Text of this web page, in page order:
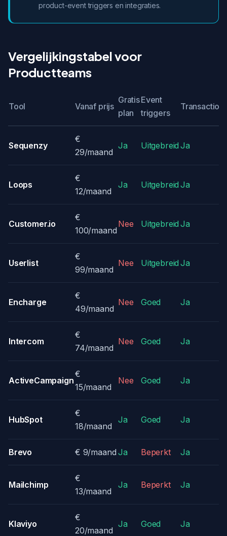
product-event triggers en integraties.
Vergelijkingstabel voor
Productteams
Tool Vanaf prijs
Gratis
plan
Event
triggers
Sequenzy
€
29/maand
Ja Uitgebreid Ja
Loops
€
12/maand
Ja Uitgebreid Ja
Customer.io
€
100/maand
Nee Uitgebreid Ja
Userlist
€
99/maand
Nee Uitgebreid Ja
Encharge
€
49/maand
Nee Goed Ja
Intercom
€
74/maand
Nee Goed Ja
ActiveCampaign
€
15/maand
Nee Goed Ja
HubSpot
€
18/maand
Ja Goed Ja
Brevo € 9/maand Ja Beperkt Ja
Mailchimp
€
13/maand
Ja Beperkt Ja
Klaviyo
€
20/maand
Ja Goed Ja